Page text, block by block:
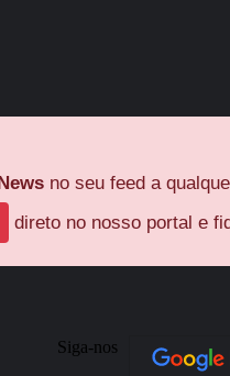
no seu feed a
direto no nosso portal e
Siga-nos